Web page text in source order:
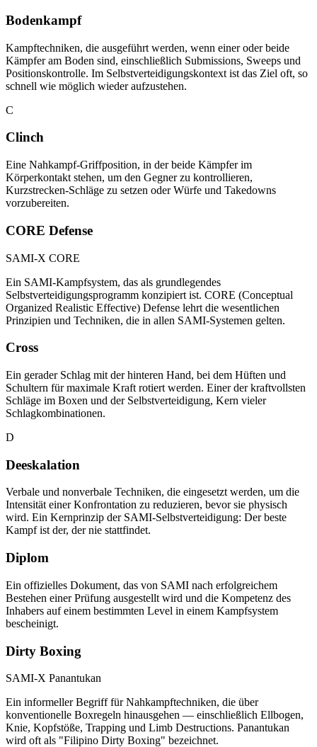
Bodenkampf
Kampftechniken, die ausgeführt werden, wenn einer oder beide
Kämpfer am Boden sind, einschließlich Submissions, Sweeps und
Positionskontrolle. Im Selbstverteidigungskontext ist das Ziel oft, so
schnell wie möglich wieder aufzustehen.
C
Clinch
Eine Nahkampf-Griffposition, in der beide Kämpfer im
Körperkontakt stehen, um den Gegner zu kontrollieren,
Kurzstrecken-Schläge zu setzen oder Würfe und Takedowns
vorzubereiten.
CORE Defense
SAMI-X CORE
Ein SAMI-Kampfsystem, das als grundlegendes
Selbstverteidigungsprogramm konzipiert ist. CORE (Conceptual
Organized Realistic Effective) Defense lehrt die wesentlichen
Prinzipien und Techniken, die in allen SAMI-Systemen gelten.
Cross
Ein gerader Schlag mit der hinteren Hand, bei dem Hüften und
Schultern für maximale Kraft rotiert werden. Einer der kraftvollsten
Schläge im Boxen und der Selbstverteidigung, Kern vieler
Schlagkombinationen.
D
Deeskalation
Verbale und nonverbale Techniken, die eingesetzt werden, um die
Intensität einer Konfrontation zu reduzieren, bevor sie physisch
wird. Ein Kernprinzip der SAMI-Selbstverteidigung: Der beste
Kampf ist der, der nie stattfindet.
Diplom
Ein offizielles Dokument, das von SAMI nach erfolgreichem
Bestehen einer Prüfung ausgestellt wird und die Kompetenz des
Inhabers auf einem bestimmten Level in einem Kampfsystem
bescheinigt.
Dirty Boxing
SAMI-X Panantukan
Ein informeller Begriff für Nahkampftechniken, die über
konventionelle Boxregeln hinausgehen — einschließlich Ellbogen,
Knie, Kopfstöße, Trapping und Limb Destructions. Panantukan
wird oft als "Filipino Dirty Boxing" bezeichnet.